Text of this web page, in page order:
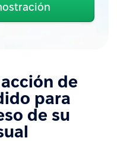
de
para
de su